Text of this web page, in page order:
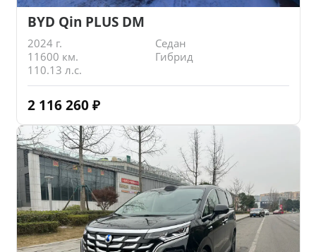
BYD Qin PLUS DM
2024 г.
Седан
11600 км.
Гибрид
110.13 л.с.
2 116 260 ₽